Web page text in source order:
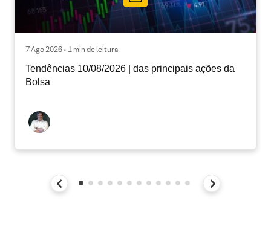
7 Ago 2026 • 1 min de leitura
Tendências 10/08/2026 | das principais ações da
Bolsa